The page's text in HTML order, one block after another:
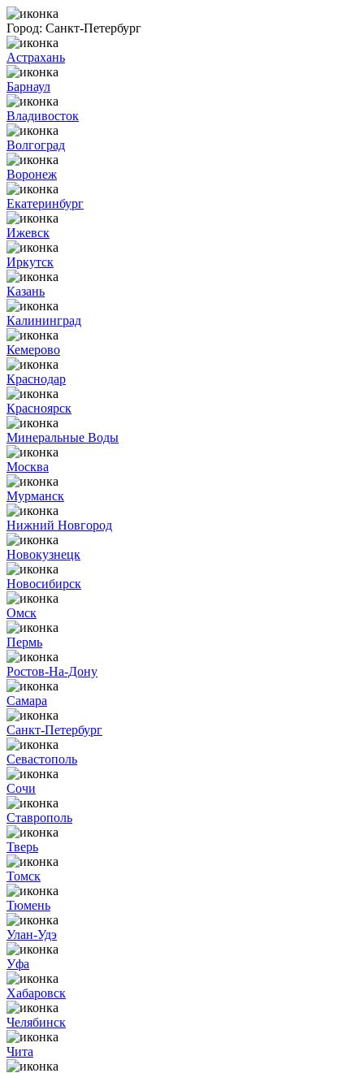
Город: Санкт-Петербург
Астрахань
Барнаул
Владивосток
Волгоград
Воронеж
Екатеринбург
Ижевск
Иркутск
Казань
Калининград
Кемерово
Краснодар
Красноярск
Минеральные Воды
Москва
Мурманск
Нижний Новгород
Новокузнецк
Новосибирск
Омск
Пермь
Ростов-На-Дону
Самара
Санкт-Петербург
Севастополь
Сочи
Ставрополь
Тверь
Томск
Тюмень
Улан-Удэ
Уфа
Хабаровск
Челябинск
Чита